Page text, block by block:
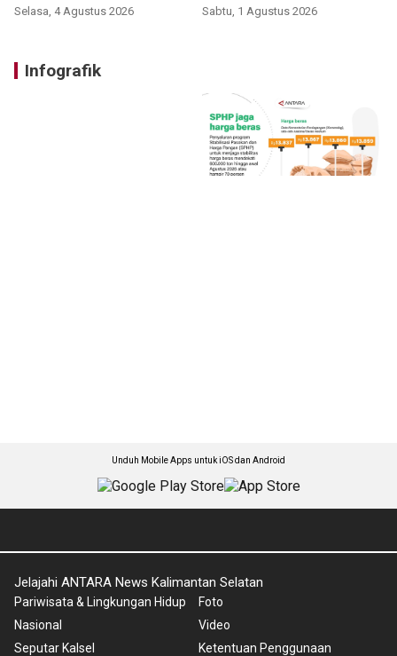
Selasa, 4 Agustus 2026 Sabtu, 1 Agustus 2026
Infografik
Unduh Mobile Apps untuk iOS dan Android
Jelajahi ANTARA News Kalimantan Selatan
Pariwisata & Lingkungan Hidup
Nasional
Seputar Kalsel
Foto
Video
Ketentuan Penggunaan